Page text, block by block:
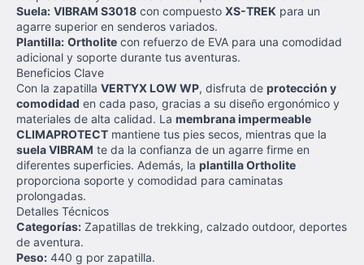
Suela: VIBRAM S3018 con compuesto XS-TREK para un
agarre superior en senderos variados.
Plantilla: Ortholite con refuerzo de EVA para una comodidad
adicional y soporte durante tus aventuras.
Beneficios Clave
Con la zapatilla VERTYX LOW WP, disfruta de protección y
comodidad en cada paso, gracias a su diseño ergonómico y
materiales de alta calidad. La membrana impermeable
CLIMAPROTECT mantiene tus pies secos, mientras que la
suela VIBRAM te da la confianza de un agarre firme en
diferentes superficies. Además, la plantilla Ortholite
proporciona soporte y comodidad para caminatas
prolongadas.
Detalles Técnicos
Categorías: Zapatillas de trekking, calzado outdoor, deportes
de aventura.
Peso: 440 g por zapatilla.